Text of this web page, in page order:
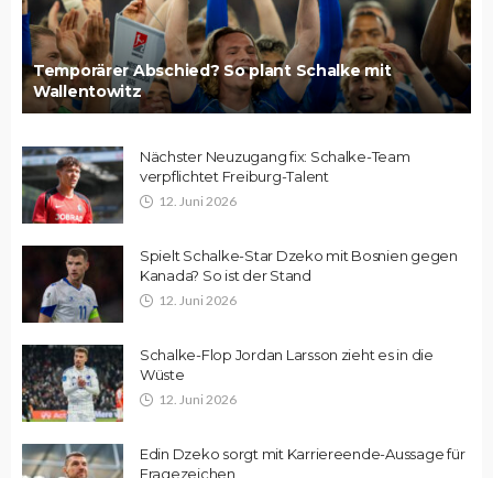
Temporärer Abschied? So plant Schalke mit
Wallentowitz
Nächster Neuzugang fix: Schalke-Team
verpflichtet Freiburg-Talent
12. Juni 2026
Spielt Schalke-Star Dzeko mit Bosnien gegen
Kanada? So ist der Stand
12. Juni 2026
Schalke-Flop Jordan Larsson zieht es in die
Wüste
12. Juni 2026
Edin Dzeko sorgt mit Karriereende-Aussage für
Fragezeichen